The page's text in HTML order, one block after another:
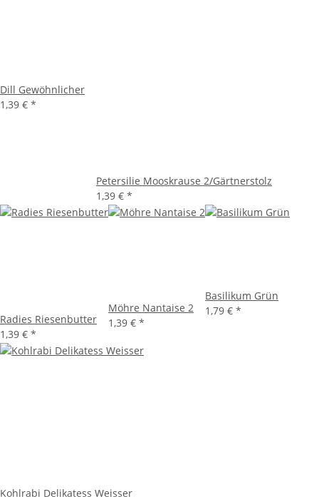
Dill Gewöhnlicher
1,39 € *
Petersilie Mooskrause 2/Gärtnerstolz
1,39 € *
Radies Riesenbutter
1,39 € *
Möhre Nantaise 2
1,39 € *
Basilikum Grün
1,79 € *
Kohlrabi Delikatess Weisser